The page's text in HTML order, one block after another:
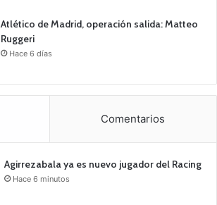
Atlético de Madrid, operación salida: Matteo
Ruggeri
Hace 6 días
Comentarios
Agirrezabala ya es nuevo jugador del Racing
Hace 6 minutos